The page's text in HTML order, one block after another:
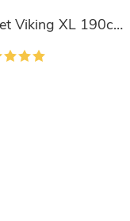
Zahradní jídelní set Viking XL 190cm + 8x kovová židle Ramada